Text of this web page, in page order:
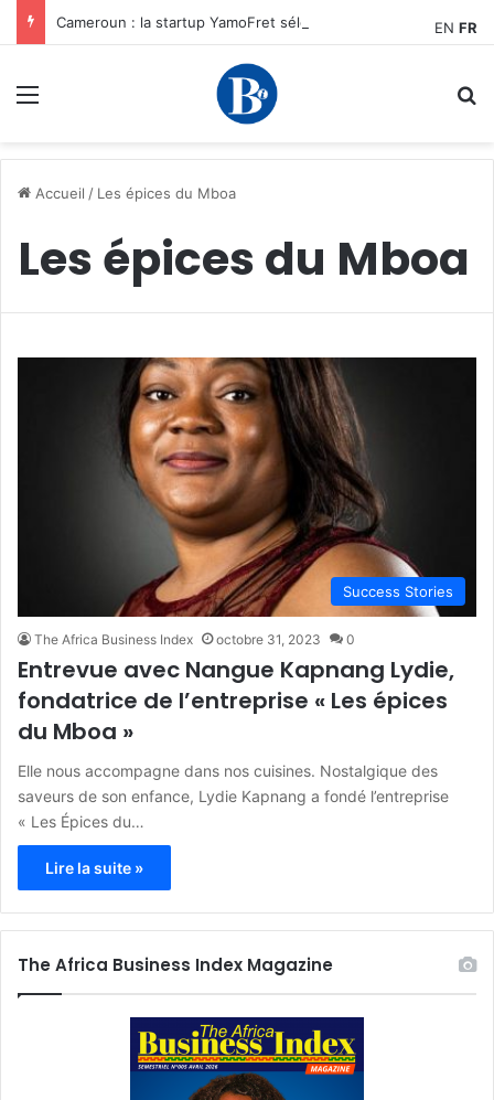
Cameroun : la startup YamoFret sélectionnée au programme HEC Challenge+ Afrique pour accélérer la transformation du fret en Afrique centrale
Accueil / Les épices du Mboa
Les épices du Mboa
Success Stories
The Africa Business Index octobre 31, 2023 0
Entrevue avec Nangue Kapnang Lydie,
fondatrice de l’entreprise « Les épices
du Mboa »
Elle nous accompagne dans nos cuisines. Nostalgique des
saveurs de son enfance, Lydie Kapnang a fondé l’entreprise
« Les Épices du…
Lire la suite »
The Africa Business Index Magazine
EN FR